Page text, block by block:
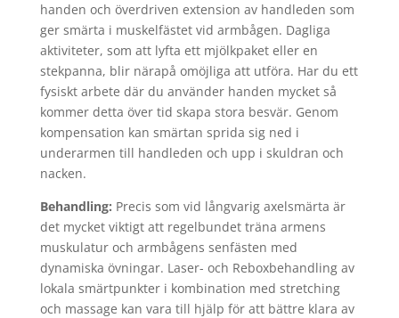
handen och överdriven extension av handleden som
ger smärta i muskelfästet vid armbågen. Dagliga
aktiviteter, som att lyfta ett mjölkpaket eller en
stekpanna, blir närapå omöjliga att utföra. Har du ett
fysiskt arbete där du använder handen mycket så
kommer detta över tid skapa stora besvär. Genom
kompensation kan smärtan sprida sig ned i
underarmen till handleden och upp i skuldran och
nacken.
Behandling: Precis som vid långvarig axelsmärta är
det mycket viktigt att regelbundet träna armens
muskulatur och armbågens senfästen med
dynamiska övningar. Laser- och Reboxbehandling av
lokala smärtpunkter i kombination med stretching
och massage kan vara till hjälp för att bättre klara av